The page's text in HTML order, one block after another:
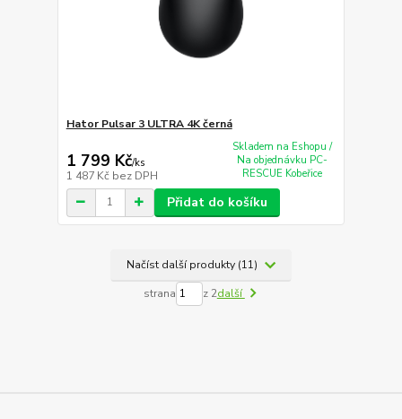
Hator Pulsar 3 ULTRA 4K černá
1 799 Kč/ks
1 487 Kč bez DPH
Skladem na Eshopu /
Na objednávku PC-
RESCUE Kobeřice
Přidat do košíku
Načíst další produkty (11)
strana z 2další